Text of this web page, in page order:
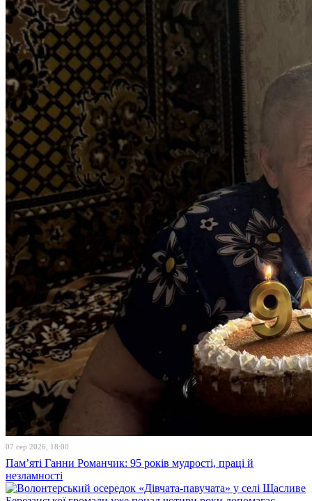
07 сер 2026, 18:00
Пам’яті Ганни Романчик: 95 років мудрості, праці й
незламності